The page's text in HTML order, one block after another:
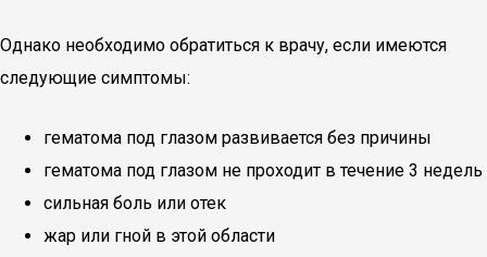
Однако необходимо обратиться к врачу, если имеются
следующие симптомы:
гематома под глазом развивается без причины
гематома под глазом не проходит в течение 3 недель
сильная боль или отек
жар или гной в этой области